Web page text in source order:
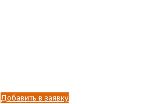
Добавить в заявку